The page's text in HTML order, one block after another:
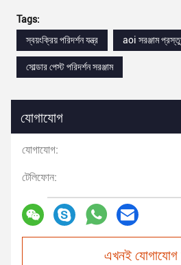
Tags:
স্বয়ংক্রিয় পরিদর্শন যন্ত্র
aoi সরঞ্জাম
সোল্ডার পেস্ট পরিদর্শন সরঞ্জাম
যোগাযোগ
যোগাযোগ:
টেলিফোন:
এখনই